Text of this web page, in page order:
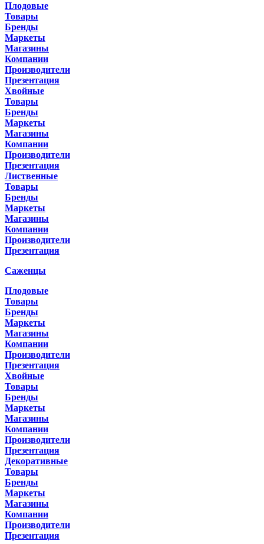
Плодовые
Товары
Бренды
Маркеты
Магазины
Компании
Производители
Презентация
Хвойные
Товары
Бренды
Маркеты
Магазины
Компании
Производители
Презентация
Лиственные
Товары
Бренды
Маркеты
Магазины
Компании
Производители
Презентация
Саженцы
Плодовые
Товары
Бренды
Маркеты
Магазины
Компании
Производители
Презентация
Хвойные
Товары
Бренды
Маркеты
Магазины
Компании
Производители
Презентация
Декоративные
Товары
Бренды
Маркеты
Магазины
Компании
Производители
Презентация